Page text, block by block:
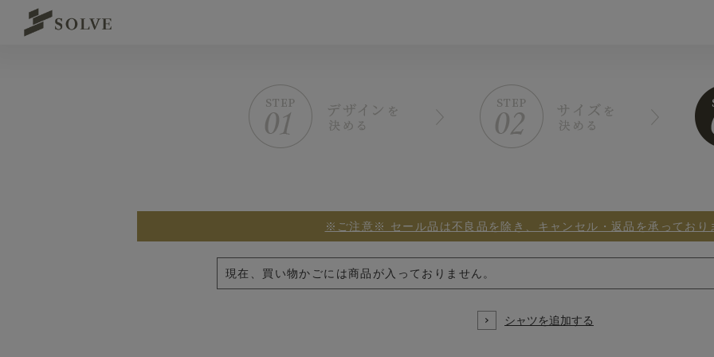
※ご注意※ セール品は不良品を除き、キャンセル・返品を承っており
現在、買い物かごには商品が入っておりません。